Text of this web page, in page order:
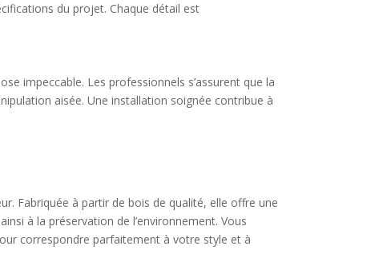
du projet. Chaque détail est
impeccable. Les professionnels s’assurent que la
aisée. Une installation soignée contribue à
Fabriquée à partir de bois de qualité, elle offre une
à la préservation de l’environnement. Vous
correspondre parfaitement à votre style et à